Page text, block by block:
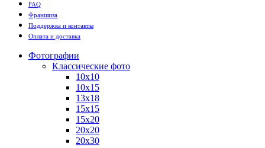
FAQ
Франшиза
Поддержка и контакты
Оплата и доставка
Фотографии
Классические фото
10х10
10х15
13х18
15х15
15х20
20х20
20х30